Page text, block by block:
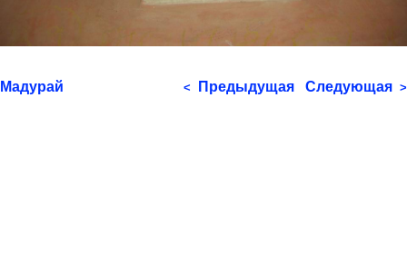
Мадурай < Предыдущая Следующая >